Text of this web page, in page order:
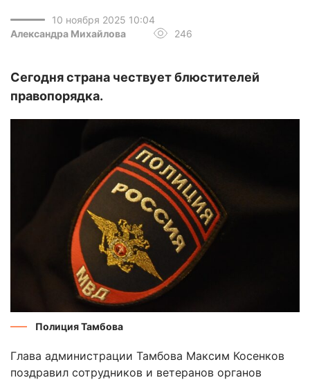
10 ноября 2025 10:04
Александра Михайлова
246
Сегодня страна чествует блюстителей
правопорядка.
Полиция Тамбова
Глава администрации Тамбова Максим Косенков
поздравил сотрудников и ветеранов органов